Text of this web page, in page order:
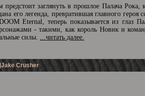
предстоит заглянуть в прошлое Палача
его легенда, превратившая главного
Eternal, теперь показывается из глаз
- такими, как король Новик и
силы. ...читать далее.
Crusher